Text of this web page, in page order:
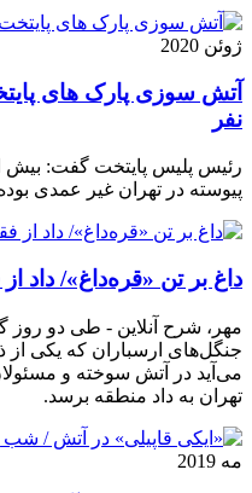
ژوئن 2020
نفر
پیوسته در تهران غیر عمدی
داغ بر تن «قره‌داغ»/ داد
مهر، شرح آنلاین - طی دو روز
جنگل‌های ارسباران که یکی
می‌آید در آتش سوخته و
تهران به داد منطقه برسد.
مه 2019